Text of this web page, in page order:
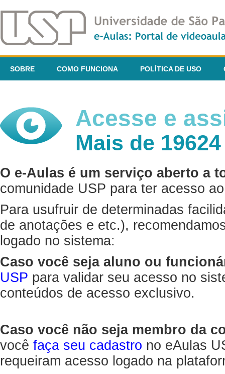
SOBRE COMO FUNCIONA POLÍTICA DE USO
Acesse e
Mais de
O e-Aulas é um serviço aberto a
comunidade USP para ter acesso
Para usufruir de determinadas
de anotações e etc.),
logado no sistema:
Caso você seja aluno ou
USP para validar seu acesso no
conteúdos de acesso exclusivo.
Caso você não seja membro da
você faça seu cadastro no eAulas
requeiram acesso logado na